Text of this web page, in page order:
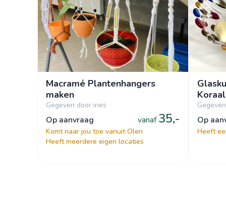
Macramé Plantenhangers
maken
Gegeven door ines
op aanvraag vanaf 35,-
Komt naar jou toe vanuit Olen
Heeft meerdere eigen locaties
op
Heeft